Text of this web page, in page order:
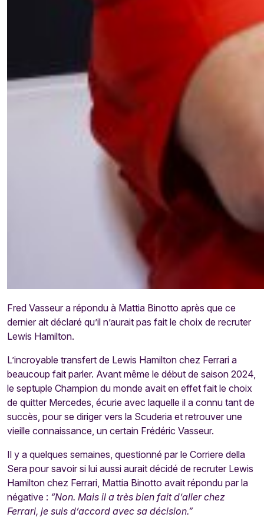
Fred Vasseur a répondu à Mattia Binotto après que ce
dernier ait déclaré qu’il n’aurait pas fait le choix de recruter
Lewis Hamilton.
L’incroyable transfert de Lewis Hamilton chez Ferrari a
beaucoup fait parler. Avant même le début de saison 2024,
le septuple Champion du monde avait en effet fait le choix
de quitter Mercedes, écurie avec laquelle il a connu tant de
succès, pour se diriger vers la Scuderia et retrouver une
vieille connaissance, un certain Frédéric Vasseur.
Il y a quelques semaines, questionné par le Corriere della
Sera pour savoir si lui aussi aurait décidé de recruter Lewis
Hamilton chez Ferrari, Mattia Binotto avait répondu par la
négative : “Non. Mais il a très bien fait d’aller chez
Ferrari, je suis d’accord avec sa décision.”